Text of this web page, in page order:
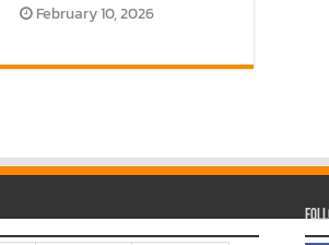
February 10, 2026